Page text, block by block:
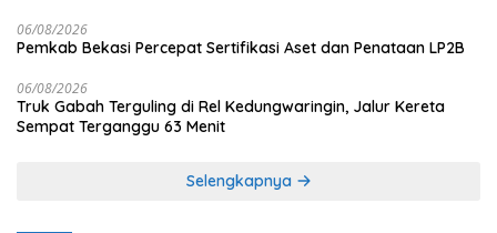
06/08/2026
Pemkab Bekasi Percepat Sertifikasi Aset dan Penataan LP2B
06/08/2026
Truk Gabah Terguling di Rel Kedungwaringin, Jalur Kereta
Sempat Terganggu 63 Menit
Selengkapnya